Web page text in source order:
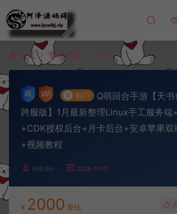
首页 寄售资源 正文
# 热门
Q萌回合手游【天
跨服版】1月最新整理Linux手工服务端
+CDK授权后台+月卡后台+安卓苹果双
+视频教程
冷雨泽ღ 2026-01-21
¥ 2000 星钻